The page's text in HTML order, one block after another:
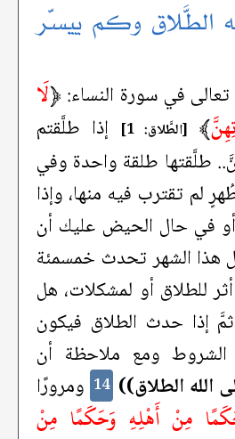
الطَّلاق وكم ييسّر
تعالى في سورة النساء: ﴿لَا
﴾ [الطَّلاق: 1]
إذا طلَّقتم
طلَّقتها طلقة واحدة وفي
لم تقترب فيه منها، وإذا
في حال الحيض عليك أن
هذا الشهر تحدث خمسمئة
للطلاق أو لمشكلات، هل
إذا حدث الطلاق فيكون
ومع ملاحظة أن
الله الطلاق)) 14 ومرورًا
مِنْ أَهْلِهِ وَحَكَمًا مِنْ